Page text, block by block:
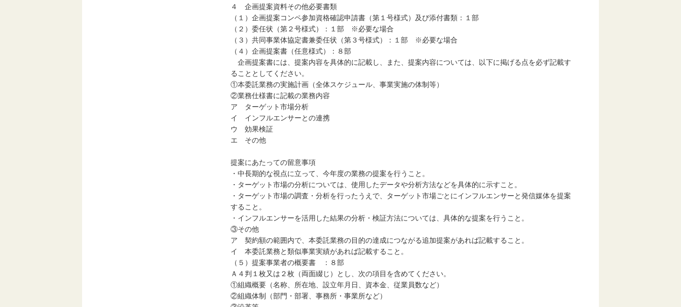
４ 企画提案資料その他必要書類
（１）企画提案コンペ参加資格確認申請書（第１号様式）及び添付書類：１部
（２）委任状（第２号様式）：１部 ※必要な場合
（３）共同事業体協定書兼委任状（第３号様式）：１部 ※必要な場合
（４）企画提案書（任意様式）：８部
企画提案書には、提案内容を具体的に記載し、また、提案内容については、以下に掲げる点を必ず記載す
ることとしてください。
①本委託業務の実施計画（全体スケジュール、事業実施の体制等）
②業務仕様書に記載の業務内容
ア ターゲット市場分析
イ インフルエンサーとの連携
ウ 効果検証
エ その他
提案にあたっての留意事項
・中長期的な視点に立って、今年度の業務の提案を行うこと。
・ターゲット市場の分析については、使用したデータや分析方法などを具体的に示すこと。
・ターゲット市場の調査・分析を行ったうえで、ターゲット市場ごとにインフルエンサーと発信媒体を提案
すること。
・インフルエンサーを活用した結果の分析・検証方法については、具体的な提案を行うこと。
③その他
ア 契約額の範囲内で、本委託業務の目的の達成につながる追加提案があれば記載すること。
イ 本委託業務と類似事業実績があれば記載すること。
（５）提案事業者の概要書 ：８部
Ａ４判１枚又は２枚（両面綴じ）とし、次の項目を含めてください。
①組織概要（名称、所在地、設立年月日、資本金、従業員数など）
②組織体制（部門・部署、事務所・事業所など）